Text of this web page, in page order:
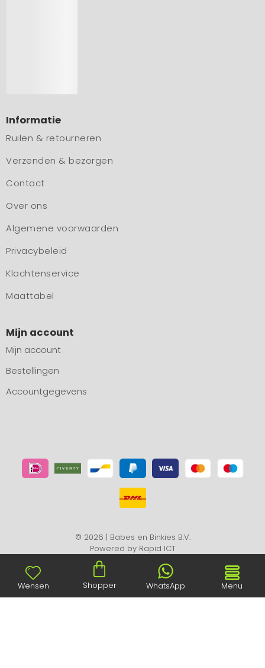
Informatie
Ruilen & retourneren
Verzenden & bezorgen
Contact
Over ons
Algemene voorwaarden
Privacybeleid
Klachtenservice
Maattabel
Mijn account
Mijn account
Bestellingen
Accountgegevens
© 2026 | Babes en Binkies B.V.
Powered by Rapid ICT
Wensen Shopper WhatsApp Menu